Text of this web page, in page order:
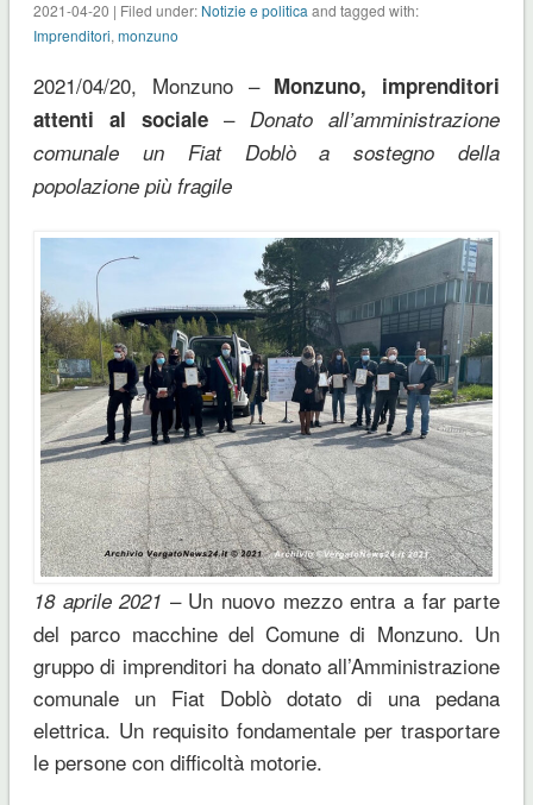
2021-04-20 | Filed under: Notizie e politica and tagged with:
Imprenditori, monzuno
2021/04/20, Monzuno – Monzuno, imprenditori
attenti al sociale– Donato all’amministrazione
comunale un Fiat Doblò a sostegno della
popolazione più fragile
18 aprile 2021 – Un nuovo mezzo entra a far parte
del parco macchine del Comune di Monzuno. Un
gruppo di imprenditori ha donato all’Amministrazione
comunale un Fiat Doblò dotato di una pedana
elettrica. Un requisito fondamentale per trasportare
le persone con difficoltà motorie.